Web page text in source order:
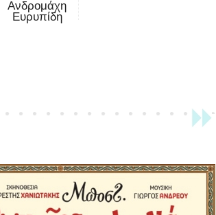
Ανδρομάχη
Ευρυπίδη